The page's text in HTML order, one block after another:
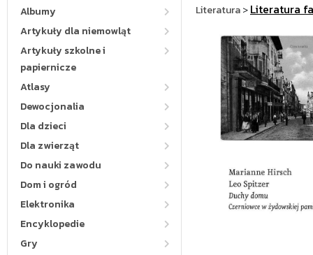
Albumy
Artykuły dla niemowląt
Artykuły szkolne i
papiernicze
Atlasy
Dewocjonalia
Dla dzieci
Dla zwierząt
Do nauki zawodu
Dom i ogród
Elektronika
Encyklopedie
Gry
Literatura>Literatura